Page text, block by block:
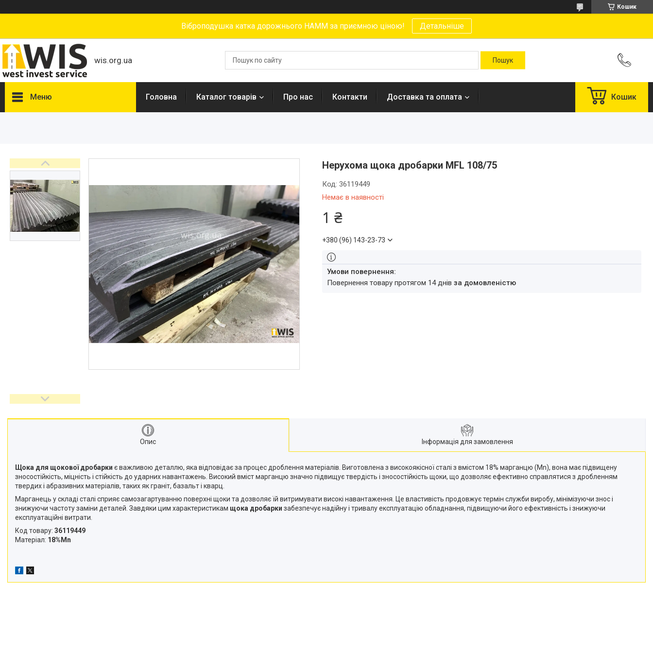
Кошик
Віброподушка катка дорожнього HAMM за приємною ціною! Детальніше
wis.org.ua
Меню
ЗАПЧАСТИНИ ДЛЯ
АСФАЛЬТОУКЛАДАЧІВ
ЗАПЧАСТИНИ ДЛЯ ДОРОЖНІХ
КАТКІВ
ЗАПЧАСТИНИ ДЛЯ
ПІСКОРОЗКИДАЧІВ
ЗАПЧАСТИНИ ДЛЯ
Запчастини Сaterpillar
Запчастини Bomag
Запчастини для дробарок
Головна Каталог товарів Про нас Контакти Доставка та оплата Кошик
Нерухома щока дробарки MFL 108/75
Немає в наявності
Код: 36119449
1 ₴
+380 (96) 143-23-73
повернення товару протягом 14 днів за домовленістю
Опис Інформація для замовлення
Щока для щокової дробарки є важливою деталлю, яка відповідає за процес дроблення матеріалів. Виготовлена з високоякісної сталі з вмістом 18% марганцю (Mn), вона має підвищену
зносостійкість, міцність і стійкість до ударних навантажень. Високий вміст марганцю значно підвищує твердість і зносостійкість щоки, що дозволяє ефективно справлятися з дробленням
твердих і абразивних матеріалів, таких як граніт, базальт і кварц.
Марганець у складі сталі сприяє самозагартуванню поверхні щоки та дозволяє їй витримувати високі навантаження. Це властивість продовжує термін служби виробу, мінімізуючи знос і
знижуючи частоту заміни деталей. Завдяки цим характеристикам щока дробарки забезпечує надійну і тривалу експлуатацію обладнання, підвищуючи його ефективність і знижуючи
експлуатаційні витрати.
Код товару: 36119449
Матеріал: 18%Мn